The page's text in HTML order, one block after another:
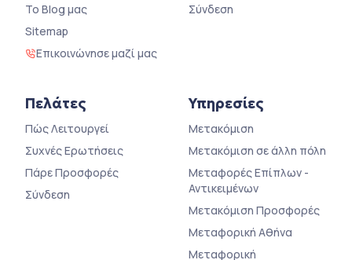
Το Blog μας
Sitemap
Επικοινώνησε μαζί μας
Σύνδεση
Πελάτες
Πώς Λειτουργεί
Συχνές Ερωτήσεις
Πάρε Προσφορές
Σύνδεση
Υπηρεσίες
Μετακόμιση
Μετακόμιση σε άλλη πόλη
Μεταφορές Επίπλων -
Αντικειμένων
Μετακόμιση Προσφορές
Μεταφορική Αθήνα
Μεταφορική